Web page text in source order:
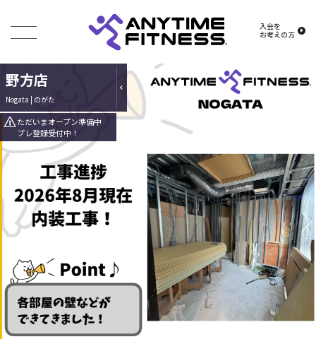
入会を
お考えの方
野方店
Nogata | のがた
ただいまオープン準備中
プレ登録受付中！